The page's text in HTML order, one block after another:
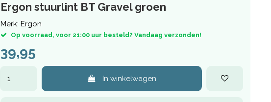
Ergon stuurlint BT Gravel groen
Merk: Ergon
Op voorraad, voor 21:00 uur besteld? Vandaag verzonden!
39,95
In winkelwagen